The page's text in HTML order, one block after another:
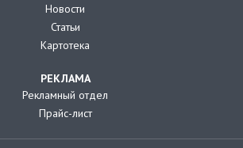
Новости
Статьи
Картотека
РЕКЛАМА
Рекламный отдел
Прайс-лист